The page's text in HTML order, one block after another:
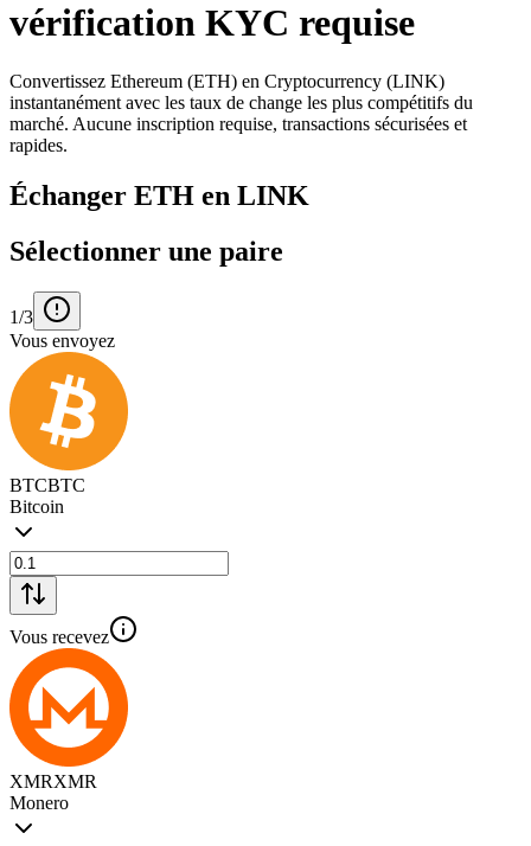
vérification KYC requise
Convertissez Ethereum (ETH) en Cryptocurrency (LINK)
instantanément avec les taux de change les plus compétitifs du
marché. Aucune inscription requise, transactions sécurisées et
rapides.
Échanger ETH en LINK
Sélectionner une paire
1/3
Vous envoyez
BTCBTC
Bitcoin
Vous recevez
XMRXMR
Monero